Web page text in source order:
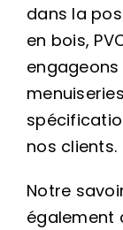
dans la
en bois,
nos clients.
Notre
également